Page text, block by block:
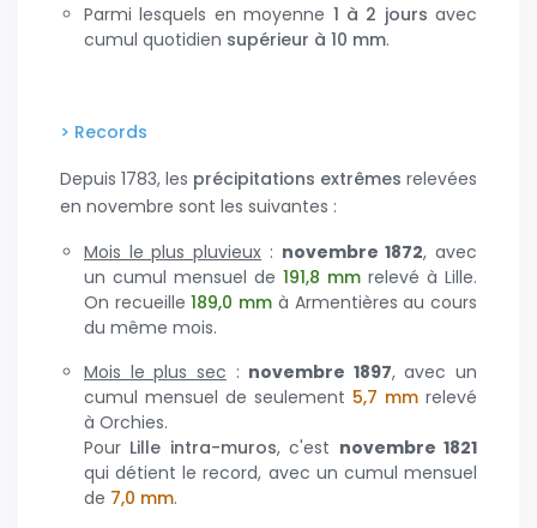
parmi lesquels en moyenne 1 à 2 jours avec
cumul quotidien supérieur à 10 mm.
> Records
Depuis 1783, les précipitations extrêmes relevées
en novembre sont les suivantes :
Mois le plus pluvieux : novembre 1872, avec
un cumul mensuel de 191,8 mm relevé à Lille.
On recueille189,0 mm à Armentières au cours
du même mois.
Mois le plus sec : novembre 1897, avec un
cumul mensuel de seulement 5,7 mm relevé
à Orchies.
Pour Lille intra-muros, c'est novembre1821
qui détient le record, avec un cumul mensuel
de 7,0 mm.